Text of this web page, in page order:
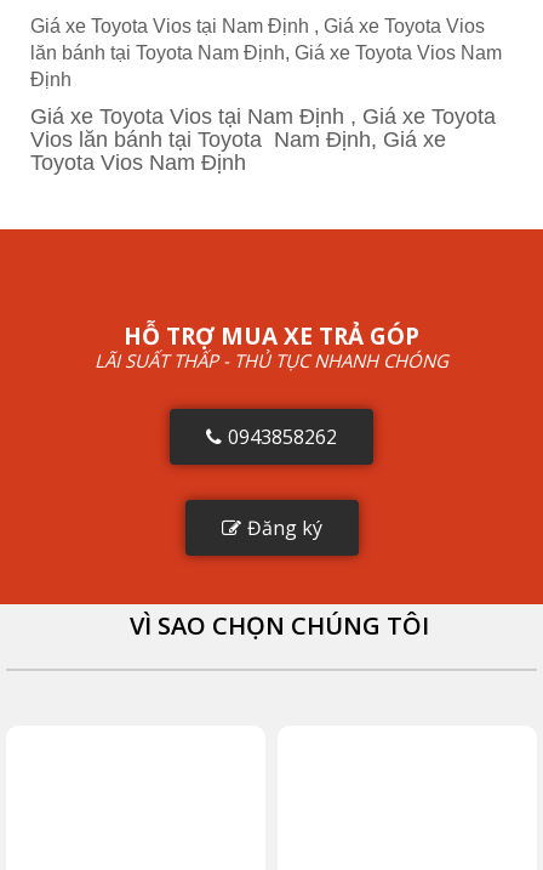
Giá xe Toyota Vios tại Nam Định , Giá xe Toyota Vios
lăn bánh tại Toyota Nam Định, Giá xe Toyota Vios Nam
Định
Giá xe Toyota Vios tại Nam Định , Giá xe Toyota
Vios lăn bánh tại Toyota Nam Định, Giá xe
Toyota Vios Nam Định
HỖ TRỢ MUA XE TRẢ GÓP
LÃI SUẤT THẤP - THỦ TỤC NHANH CHÓNG
0943858262
Đăng ký
VÌ SAO CHỌN CHÚNG TÔI